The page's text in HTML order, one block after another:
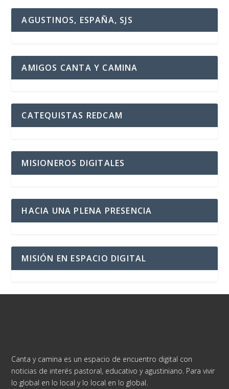
AGUSTINOS, ESPAÑA, SJS
AMIGOS CANTA Y CAMINA
CATEQUISTAS REDCAM
MISIONEROS DIGITALES
HACIA UNA PLENA PRESENCIA
MISIÓN EN ESPACIO DIGITAL
Canta y camina es un espacio de encuentro digital con
noticias de interés pastoral, educativo y agustiniano. Para vivir
lo global en lo local y lo local en lo global.